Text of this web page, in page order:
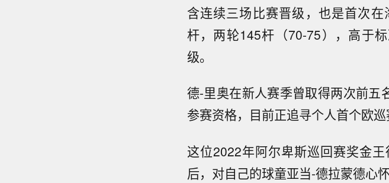
含连续三场比赛晋级，也是首次
杆，两轮145杆（70-75），高于
级。
德-里奥在新人赛季曾取得两次前五
参赛资格，目前正追寻个人首个欧巡
这位2022年阿尔卑斯巡回赛奖金
后，对自己的球童亚当-德拉蒙德心